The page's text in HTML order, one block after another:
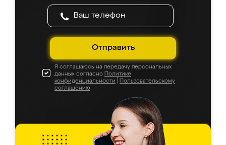
Отправить
Я соглашаюсь на передачу персональных
данных согласно Политике
конфиденциальности
Пользовательскому
соглашению